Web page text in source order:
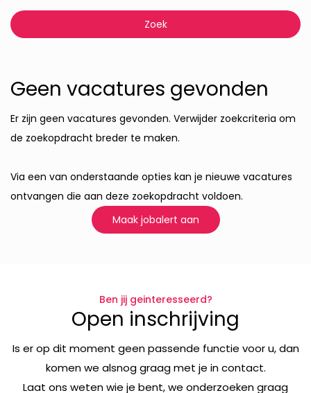
Geen vacatures gevonden
Er zijn geen vacatures gevonden. Verwijder zoekcriteria om
de zoekopdracht breder te maken.
Via een van onderstaande opties kan je nieuwe vacatures
ontvangen die aan deze zoekopdracht voldoen.
Maak jobalert aan
Ben jij geinteresseerd?
Open inschrijving
Is er op dit moment geen passende functie voor u, dan
komen we alsnog graag met je in contact.
Laat ons weten wie je bent, we onderzoeken graag